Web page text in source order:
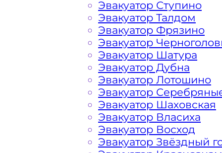
Заказанный эвакуатор
платформой
Маршрут от места вызова
города Бухарово
Затрудняющие факторы –
передач (АКПП)
Эвакуатор Ступино
Эвакуатор Талдом
Эвакуатор Фрязино
Эвакуатор
Эвакуатор Шатура
Эвакуатор Дубна
Эвакуатор Лотошино
Эвакуатор
Эвакуатор Шаховская
Эвакуатор Власиха
Эвакуатор Восход
Эвакуатор Звёздный